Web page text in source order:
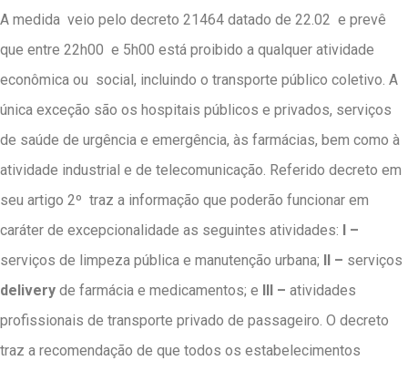
A medida veio pelo decreto 21464 datado de 22.02 e prevê
que entre 22h00 e 5h00 está proibido a qualquer atividade
econômica ou social, incluindo o transporte público coletivo. A
única exceção são os hospitais públicos e privados, serviços
de saúde de urgência e emergência, às farmácias, bem como à
atividade industrial e de telecomunicação. Referido decreto em
seu artigo 2º traz a informação que poderão funcionar em
caráter de excepcionalidade as seguintes atividades: I –
serviços de limpeza pública e manutenção urbana; II – serviços
delivery de farmácia e medicamentos; e III – atividades
profissionais de transporte privado de passageiro. O decreto
traz a recomendação de que todos os estabelecimentos